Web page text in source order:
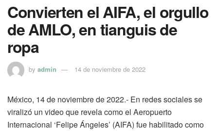
Convierten el AIFA, el orgullo
de AMLO, en tianguis de
ropa
by admin 14 de noviembre de 2022
México, 14 de noviembre de 2022.- En redes sociales se
viralizó un video que revela como el Aeropuerto
Internacional ‘Felipe Ángeles’ (AIFA) fue habilitado como